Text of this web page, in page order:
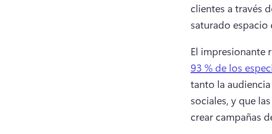
clientes a través
saturado
El impresionante
93 % de los
tanto la
sociales, y que
crear campañas